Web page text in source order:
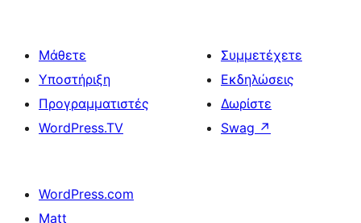
Μάθετε
Υποστήριξη
Προγραμματιστές
WordPress.TV
Συμμετέχετε
Εκδηλώσεις
Δωρίστε
Swag ↗
WordPress.com
Matt